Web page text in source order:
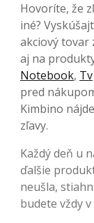
Hovoríte, že
iné?
akciový tovar
aj na
Notebook, Tv
pred
Kimbino
zľavy.
Každý deň u
ďalšie
neušla,
budete vždy